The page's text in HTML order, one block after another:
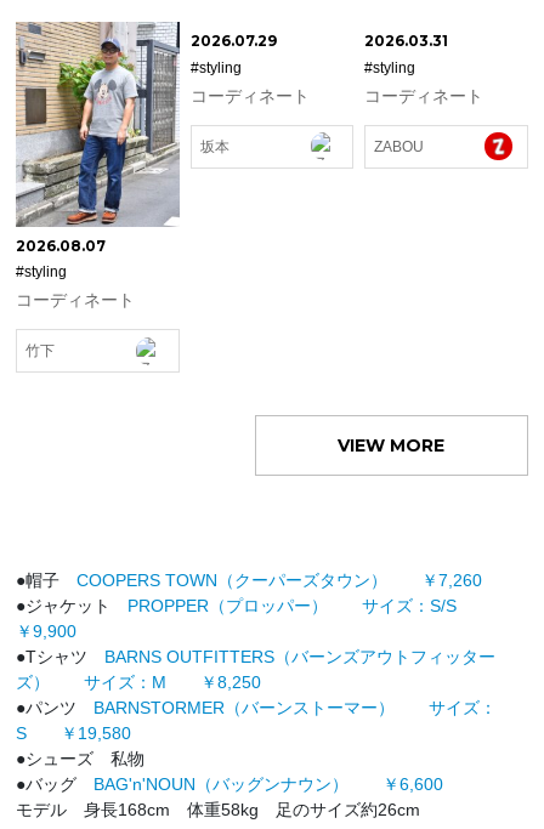
2026.08.07
#styling
コーディネート
竹下
2026.07.29
#styling
コーディネート
坂本
2026.03.31
#styling
コーディネート
ZABOU
VIEW MORE
●帽子COOPERS TOWN（クーパーズタウン） ￥7,260
●ジャケット PROPPER（プロッパー） サイズ：S/S
￥9,900
●Tシャツ BARNS OUTFITTERS（バーンズアウトフィッター
ズ） サイズ：M ￥8,250
●パンツ BARNSTORMER（バーンストーマー） サイズ：
S ￥19,580
●シューズ 私物
●バッグ BAG'n'NOUN（バッグンナウン） ￥6,600
モデル 身長168cm 体重58kg 足のサイズ約26cm